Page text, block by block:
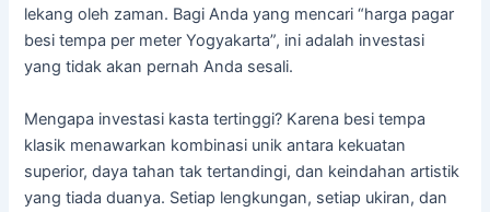
lekang oleh zaman. Bagi Anda yang mencari “harga pagar
besi tempa per meter Yogyakarta”, ini adalah investasi
yang tidak akan pernah Anda sesali.
Mengapa investasi kasta tertinggi? Karena besi tempa
klasik menawarkan kombinasi unik antara kekuatan
superior, daya tahan tak tertandingi, dan keindahan artistik
yang tiada duanya. Setiap lengkungan, setiap ukiran, dan